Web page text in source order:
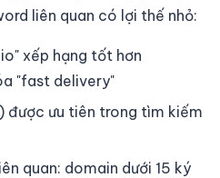
liên quan có lợi thế nhỏ:
xếp hạng tốt hơn
"fast delivery"
được ưu tiên trong tìm kiếm
quan: domain dưới 15 ký